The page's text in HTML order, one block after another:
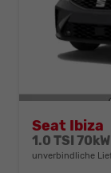
Seat Ibiza
1.0 TSI
unverbindliche